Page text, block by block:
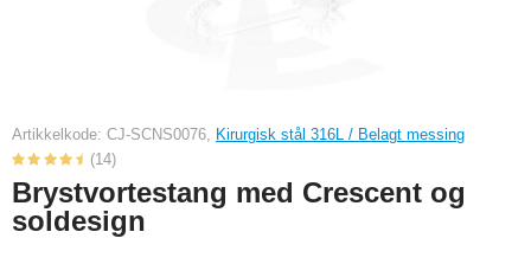
Artikkelkode: CJ-SCNS0076, Kirurgisk stål 316L / Belagt messing
(14)
Brystvortestang med Crescent og
soldesign